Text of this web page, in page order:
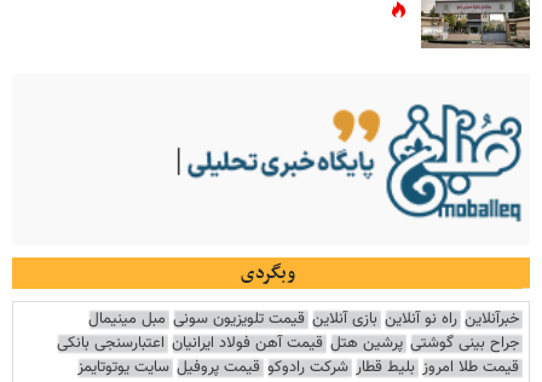
وبگردی
خبرآنلاین راه نو آنلاین بازی آنلاین قیمت تلویزیون سونی مبل مینیمال
جراح بینی گوشتی پرشین هتل قیمت آهن فولاد ایرانیان اعتبارسنجی بانکی
قیمت طلا امروز بلیط قطار شرکت رادوکو قیمت پروفیل سایت یوتوتایمز